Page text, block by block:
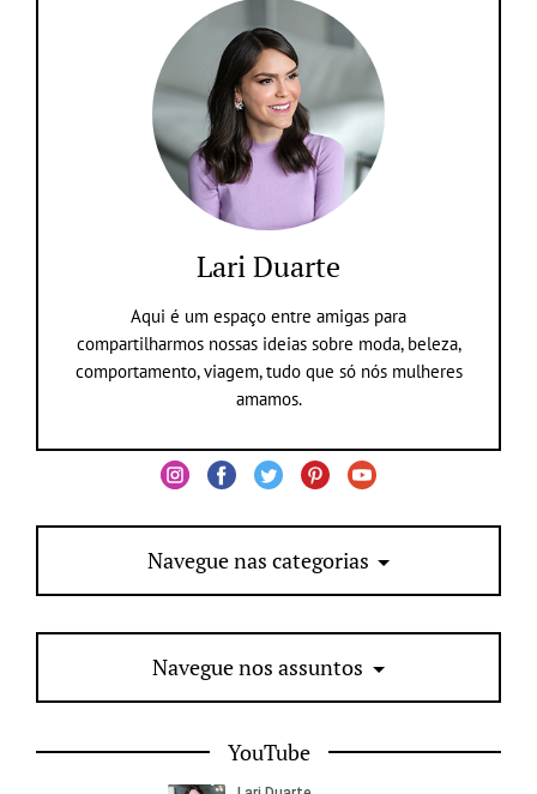
Lari Duarte
Aqui é um espaço entre amigas para
compartilharmos nossas ideias sobre moda, beleza,
comportamento, viagem, tudo que só nós mulheres
amamos.
Navegue nas categorias
Navegue nos assuntos
YouTube